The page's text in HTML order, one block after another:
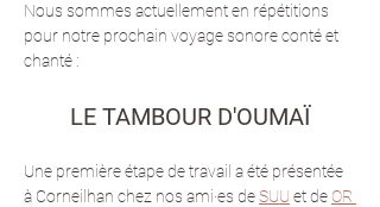
Nous sommes actuellement en répétitions
pour notre prochain voyage sonore conté et
chanté :
LE TAMBOUR D'OUMAÏ
Une première étape de travail a été présentée
à Corneilhan chez nos ami·es de SUU et de OR